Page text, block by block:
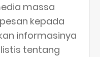
massa
kepada
informasinya
tentang